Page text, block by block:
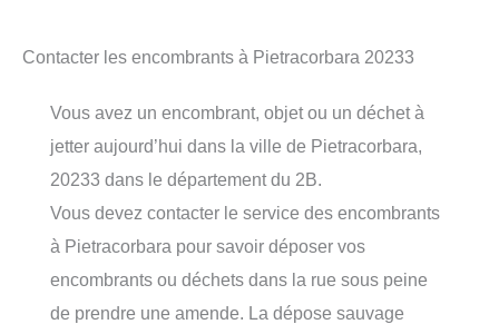
Contacter les encombrants à Pietracorbara 20233
Vous avez un encombrant, objet ou un déchet à
jetter aujourd’hui dans la ville de Pietracorbara,
20233 dans le département du 2B.
Vous devez contacter le service des encombrants
à Pietracorbara pour savoir déposer vos
encombrants ou déchets dans la rue sous peine
de prendre une amende. La dépose sauvage